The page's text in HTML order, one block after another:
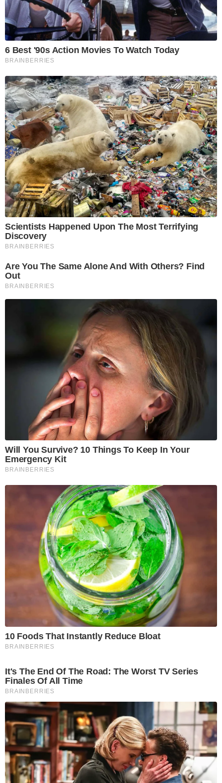
6 Best '90s Action Movies To Watch Today
BRAINBERRIES
Scientists Happened Upon The Most Terrifying
Discovery
BRAINBERRIES
Are You The Same Alone And With Others? Find
Out
BRAINBERRIES
Will You Survive? 10 Things To Keep In Your
Emergency Kit
BRAINBERRIES
10 Foods That Instantly Reduce Bloat
BRAINBERRIES
It's The End Of The Road: The Worst TV Series
Finales Of All Time
BRAINBERRIES